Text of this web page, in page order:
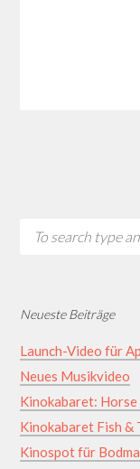
Neueste Beiträge
Launch-Video für
Neues Musikvideo
Kinokabaret: Horse
Kinokabaret Fish &
Kinospot für